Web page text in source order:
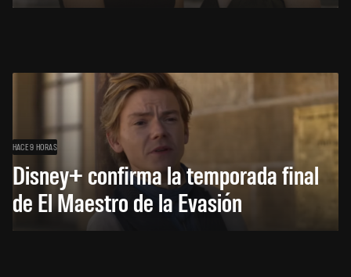
HACE 9 HORAS
Disney+ confirma la temporada final
de El Maestro de la Evasión